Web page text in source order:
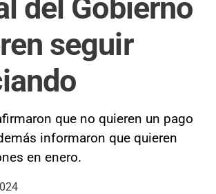
del Gobierno
seguir
que no quieren un pago
informaron que quieren
en enero.